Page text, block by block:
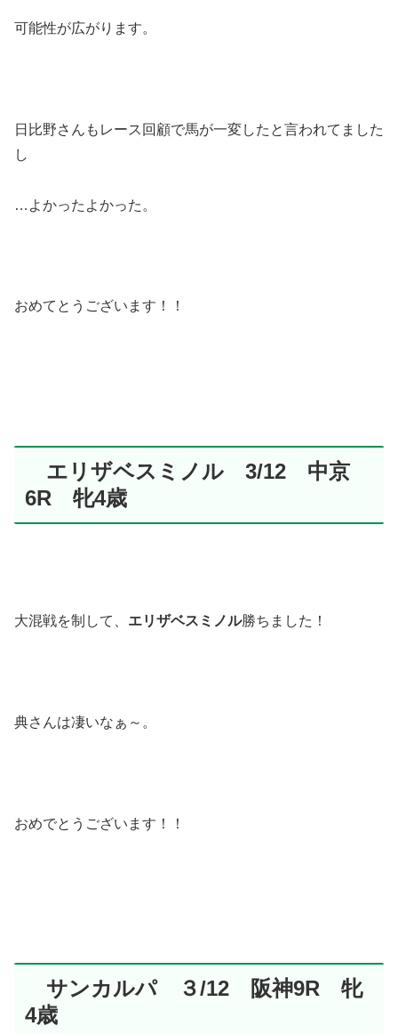
可能性が広がります。
日比野さんもレース回顧で馬が一変したと言われてました
し
…よかったよかった。
おめてとうございます！！
エリザベスミノル 3/12 中京
6R 牝4歳
大混戦を制して、 エリザベスミノル勝ちました！
典さんは凄いなぁ～。
おめでとうございます！！
サンカルパ ３/12 阪神9R 牝
4歳